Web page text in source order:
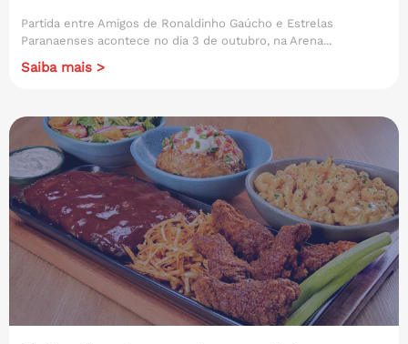
Partida entre Amigos de Ronaldinho Gaúcho e Estrelas
Paranaenses acontece no dia 3 de outubro, na Arena...
Saiba mais >